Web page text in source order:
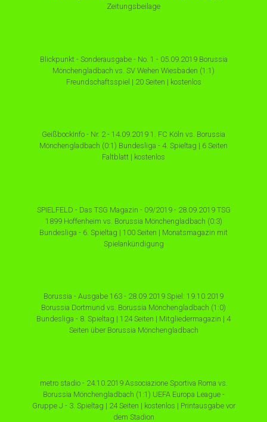
Zeitungsbeilage
Blickpunkt - Sonderausgabe - No. 1 - 05.09.2019 Borussia
Mönchengladbach vs. SV Wehen Wiesbaden (1:1)
Freundschaftsspiel | 20 Seiten | kostenlos
GeißbockInfo - Nr. 2 - 14.09.2019 1. FC Köln vs. Borussia
Mönchengladbach (0:1) Bundesliga - 4. Spieltag | 6 Seiten
Faltblatt | kostenlos
SPIELFELD - Das TSG Magazin - 09/2019 - 28.09.2019 TSG
1899 Hoffenheim vs. Borussia Mönchengladbach (0:3)
Bundesliga - 6. Spieltag | 100 Seiten | Monatsmagazin mit
Spielankündigung
Borussia - Ausgabe 163 - 28.09.2019 Spiel: 19.10.2019
Borussia Dortmund vs. Borussia Mönchengladbach (1:0)
Bundesliga - 8. Spieltag | 124 Seiten | Mitgliedermagazin | 4
Seiten über Borussia Mönchengladbach
metro stadio - 24.10.2019 Associazione Sportiva Roma vs.
Borussia Mönchengladbach (1:1) UEFA Europa League -
Gruppe J - 3. Spieltag | 24 Seiten | kostenlos | Printausgabe vor
dem Stadion